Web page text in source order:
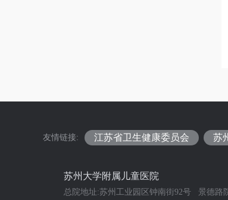
友情链接: 江苏省卫生健康委员会 苏
苏州大学附属儿童医院
总院地址:苏州工业园区钟南街92号 景德路